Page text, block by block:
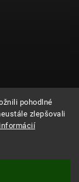
pohodlné
zlepšovali
vyhradené.